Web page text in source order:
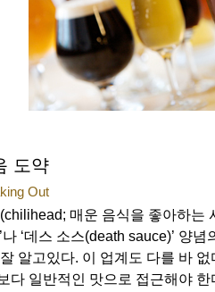
도약
Out
매운 음식을 좋아하는
‘데스 소스(death sauce)’ 양념
알고있다. 이 업계도 다를 바
일반적인 맛으로 접근해야 한